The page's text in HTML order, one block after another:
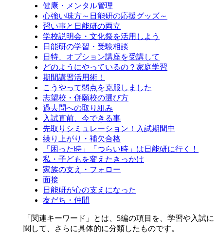
健康・メンタル管理
心強い味方～日能研の応援グッズ～
習い事と日能研の両立
学校説明会・文化祭を活用しよう
日能研の学習・受験相談
日特、オプション講座を受講して
どのようにやっているの？家庭学習
期間講習活用術！
こうやって弱点を克服しました
志望校・併願校の選び方
過去問への取り組み
入試直前、今できる事
先取りシミュレーション！入試期間中
繰り上がり・補欠合格
「困った時」「つらい時」は日能研に行く！
私・子どもを変えたきっかけ
家族の支え・フォロー
面接
日能研が心の支えになった
友だち・仲間
「関連キーワード」とは、5編の項目を、学習や入試に
関して、さらに具体的に分類したものです。